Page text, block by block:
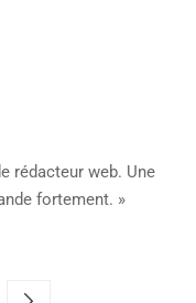
rédacteur web. Une
fortement. »